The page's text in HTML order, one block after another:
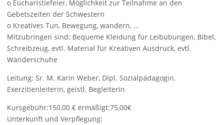
o Eucharistiefeier, Möglichkeit zur Teilnahme an den
Gebetszeiten der Schwestern
o Kreatives Tun, Bewegung, wandern, …
Mitzubringen sind: Bequeme Kleidung für Leibübungen, Bibel,
Schreibzeug, evtl. Material für Kreativen Ausdruck, evtl.
Wanderschuhe
Leitung: Sr. M. Karin Weber, Dipl. Sozialpädagogin,
Exerzitienleiterin, geistl. Begleiterin
Kursgebühr:150,00 € ermäßigt:75,00€
Unterkunft und Verpflegung: